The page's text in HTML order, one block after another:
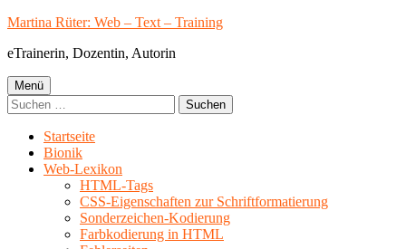
Springe
Inhalt
Martina Rüter: Web – Text – Training
eTrainerin, Dozentin, Autorin
Primäres
Menü
Menü
Suchen
nach:
Startseite
Bionik
Web-Lexikon
HTML-Tags
CSS-Eigenschaften zur Schriftformatierung
Sonderzeichen-Kodierung
Farbkodierung in HTML